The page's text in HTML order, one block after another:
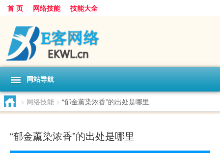
首 页 网络技能 技能大全
网站导航
> 网络技能 > “郁金薰染浓香”的出处是哪里
“郁金薰染浓香”的出处是哪里